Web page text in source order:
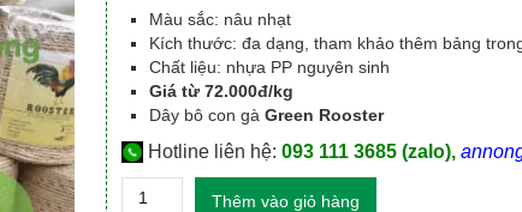
Màu sắc: nâu nhạt
Kích thước: đa dạng, tham khảo thêm bảng
Chất liệu: nhựa PP nguyên sinh
Giá từ 72.000đ/kg
Dây bô con gà Green Rooster
Hotline liên hệ:093 111 3685 (zalo),
Dây
Thêm vào giỏ hàng